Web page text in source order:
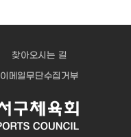
찾아오시는 길
이메일무단수집거부